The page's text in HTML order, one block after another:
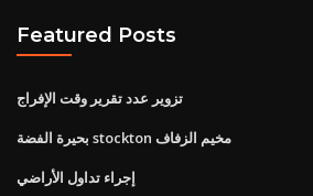
Featured Posts
تزوير عدد تقرير وقت الإفراج
بحيرة الفضة stockton مخيم الزفاف
إجراء تداول الأراضي